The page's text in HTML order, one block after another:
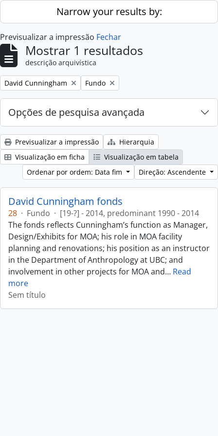
Skip to main contentNarrow your results by:
Previsualizar a impressão Fechar
Mostrar 1 resultados
descrição arquivística
Remove filter:
David Cunningham Remove filter:
Fundo
Opções de pesquisa avançada
Previsualizar a impressão
Hierarquia
Visualização em ficha
Visualização em tabela
Ordenar por ordem: Data fim
Direção: Ascendente
David Cunningham fonds
28 · Fundo · [19-?] - 2014, predominant 1990 - 2014
The fonds reflects Cunningham’s function as Manager,
Design/Exhibits for MOA; his role in MOA facility
planning and renovations; his position as an instructor
in the Department of Anthropology at UBC; and
involvement in other projects for MOA and… Read
more
Sem título